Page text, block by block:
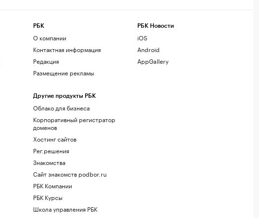
РБК
О компании
Контактная информация
Редакция
Размещение рекламы
Другие продукты РБК
Облако для бизнеса
Корпоративный регистратор
доменов
Хостинг сайтов
Рег.решения
Знакомства
Сайт знакомств podbor.ru
РБК Компании
РБК Курсы
Школа управления РБК
РБК Новости
iOS
Android
AppGallery